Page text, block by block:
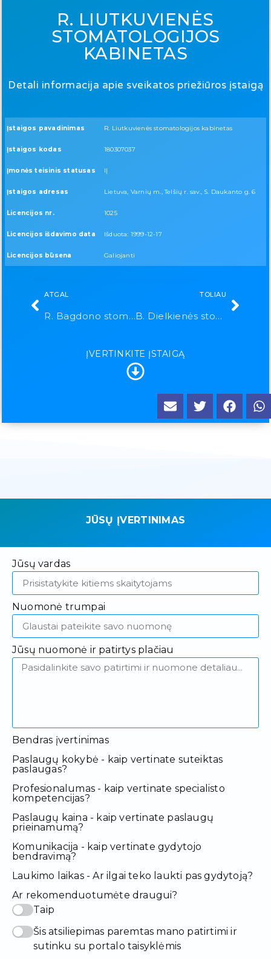
R. LIUTKUVIENĖS
STOMATOLOGIJOS
KABINETAS
Detali informacija apie sveikatos priežiūros įstaigą
Įstaigos pavadinimas R. Liutkuvienės stomatologijos kabinetas
Įstaigos kodas 180307037
Įmonės teisinis statusas IĮ
Įstaigos adresas Lietuva, Varnių m., Telšių r. sav., S. Daukanto g. 6
Licencijos nr. 1025
Licencijos išdavimo data Išduota: 1999-12-17
Licencijos būsena Galiojanti
ATGAL
R. Bagdono stomatologijos kabinetas
TOLIAU
B. Dielkienės stomatologijos kabinetas
ĮVERTINKITE ĮSTAIGĄ
JŪSŲ ĮVERTINIMAS
Jūsų vardas
Nuomonė trumpai
Jūsų nuomonė ir patirtys plačiau
Bendras įvertinimas
Paslaugų kokybė - kaip vertinate suteiktas
paslaugas?
Profesionalumas - kaip vertinate specialisto
kompetencijas?
Paslaugų kaina - kaip vertinate paslaugų
prieinamumą?
Komunikacija - kaip vertinate gydytojo
bendravimą?
Laukimo laikas - Ar ilgai teko laukti pas gydytoją?
Ar rekomenduotumėte draugui?
Taip
Šis atsiliepimas paremtas mano patirtimi ir
sutinku su portalo taisyklėmis